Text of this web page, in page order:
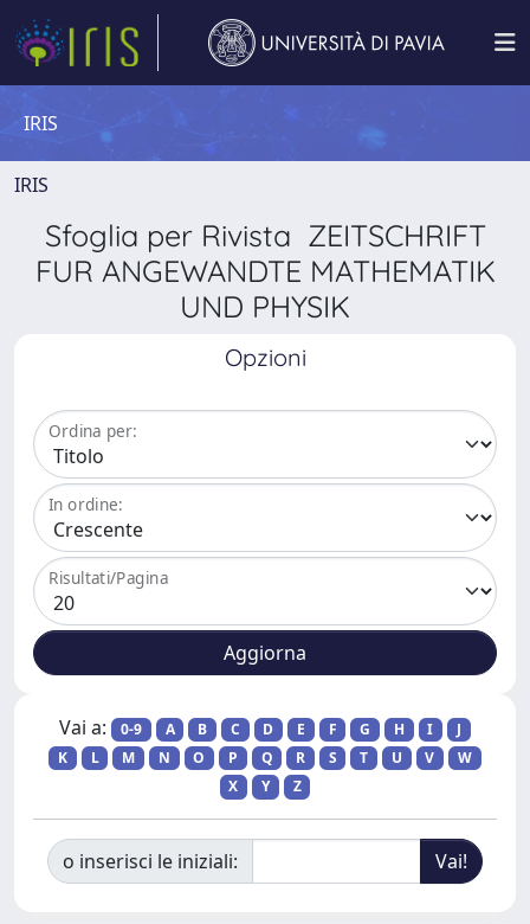
IRIS
IRIS
Sfoglia per Rivista ZEITSCHRIFT
FUR ANGEWANDTE MATHEMATIK
UND PHYSIK
Opzioni
Ordina per:
In ordine:
Risultati/Pagina
Vai a: 0-9 A B C D E F G H I
J
K
L M N O P Q R S T U V
W
X
Y Z
o inserisci le iniziali: